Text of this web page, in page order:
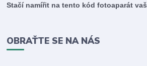
Stačí namířit na tento kód fotoaparát
OBRAŤTE SE NA NÁS